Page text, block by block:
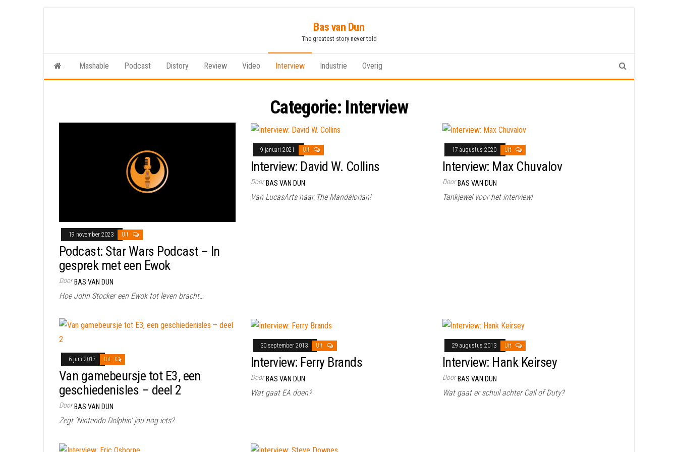
inhoud
Bas van Dun
The greatest story never told
Mashable Podcast Distory Review Video Interview Industrie Overig
Categorie: Interview
19 november 2023 Uit
Podcast: Star Wars Podcast – In
gesprek met een Ewok
Door BAS VAN DUN
Hoe John Stocker een Ewok tot leven bracht…
9 januari 2021 Uit
Interview: David W. Collins
Door BAS VAN DUN
Van LucasArts naar The Mandalorian!
17 augustus 2020 Uit
Interview: Max Chuvalov
Door BAS VAN DUN
Tankjewel voor het interview!
6 juni 2017 Uit
Van gamebeursje tot E3, een
geschiedenisles – deel 2
Door BAS VAN DUN
Zegt ‘Nintendo Dolphin’ jou nog iets?
30 september 2013 Uit
Interview: Ferry Brands
Door BAS VAN DUN
Wat gaat EA doen?
29 augustus 2013 Uit
Interview: Hank Keirsey
Door BAS VAN DUN
Wat gaat er schuil achter Call of Duty?